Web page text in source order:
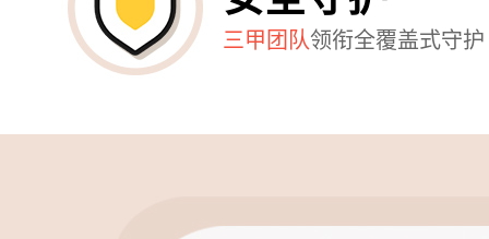
三甲团队领衔全覆盖式守护